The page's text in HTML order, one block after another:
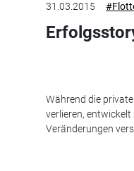
31.03.2015
Während die
verlieren,
Veränderungen